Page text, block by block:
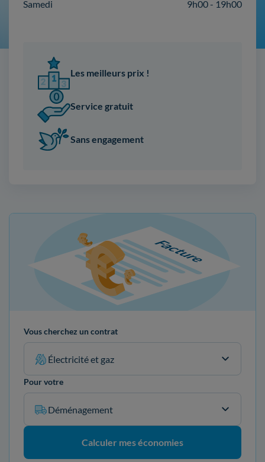
Samedi
9h00 - 19h00
Les meilleurs prix !
Service gratuit
Sans engagement
Vous cherchez un contrat
Électricité et gaz
Pour votre
Déménagement
Calculer mes économies